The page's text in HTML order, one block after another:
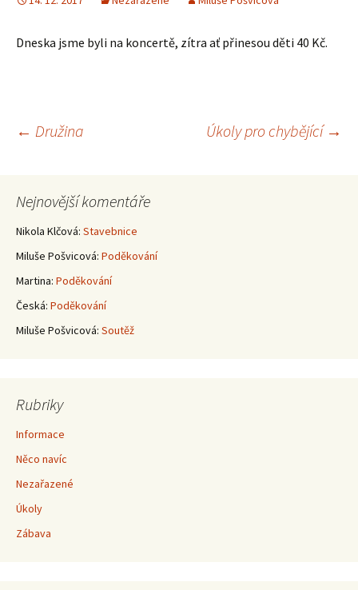
Dneska jsme byli na koncertě, zítra ať přinesou děti 40 Kč.
Navigace
pro
příspěvky
← Družina Úkoly pro chybějící →
Nejnovější komentáře
Nikola Klčová: Stavebnice
Miluše Pošvicová: Poděkování
Martina: Poděkování
Česká: Poděkování
Miluše Pošvicová: Soutěž
Rubriky
Informace
Něco navíc
Nezařazené
Úkoly
Zábava